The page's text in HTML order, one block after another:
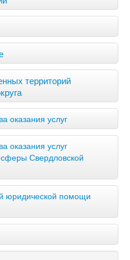
территорий
оказания услуг
оказания услуг
Свердловской
юридической помощи